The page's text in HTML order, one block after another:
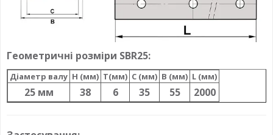
Геометричні розміри SBR25:
Діаметр валу H (мм) T(мм) C (мм) B (мм) L (мм)
25 мм 38 6 35 55 2000